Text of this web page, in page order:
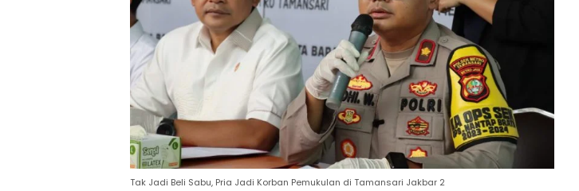
Tak Jadi Beli Sabu, Pria Jadi Korban Pemukulan di Tamansari Jakbar 2